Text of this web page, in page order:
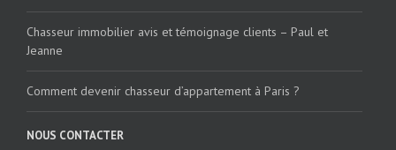
Chasseur immobilier avis et témoignage clients – Paul et
Jeanne
Comment devenir chasseur d’appartement à Paris ?
NOUS CONTACTER